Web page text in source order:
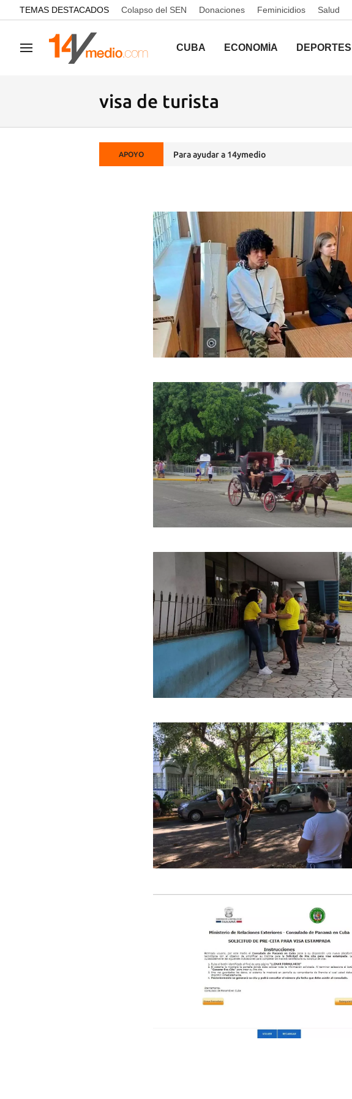
common.go-to-content
TEMAS DESTACADOS Colapso del SEN Donaciones Feminicidios Salud
Navegación CUBA ECONOMÍA DEPORTES
visa de turista
APOYO Para ayudar a 14ymedio